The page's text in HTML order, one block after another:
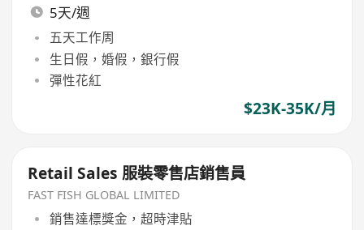
5天/週
五天工作周
生日假，婚假，銀行假
彈性花紅
$23K-35K/月
Retail Sales 服裝零售店銷售員
FAST FISH GLOBAL LIMITED
銷售達標獎金，超時津貼